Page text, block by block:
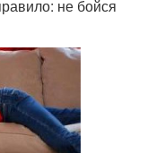
не бойся